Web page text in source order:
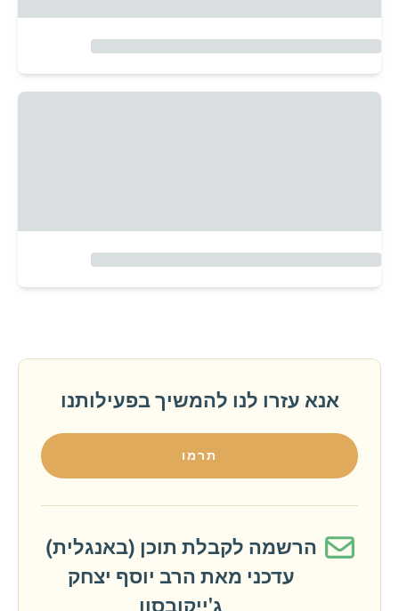
אנא עזרו לנו להמשיך בפעילותנו
תרמו
הרשמה לקבלת תוכן (באנגלית)
עדכני מאת הרב יוסף יצחק
ג'ייקובסון